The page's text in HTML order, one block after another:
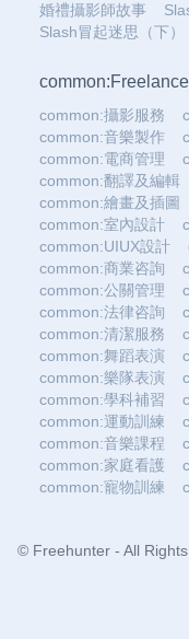
婚禮攝影師故事
Slash冒起迷思（下）
common:攝影服務
common:音樂製作
common:電商管理
common:翻譯及編輯
common:繪畫及插圖
common:室內設計
common:UIUX設計
common:商業咨詢
common:公關管理
common:法律咨詢
common:清潔服務
common:舞蹈表演
common:樂隊表演
common:學科補習
common:運動訓練
common:音樂課程
common:家庭看護
common:寵物訓練
© Freehunter - All